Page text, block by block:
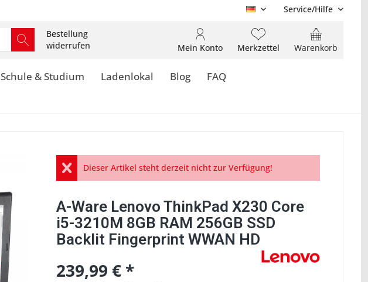
DE Service/Hilfe
Bestellung
widerrufen
Warenkorb
Merkzettel
Mein Konto
Schule & Studium Ladenlokal Blog FAQ
Dieser Artikel steht derzeit nicht zur Verfügung!
A-Ware Lenovo ThinkPad X230 Core
i5-3210M 8GB RAM 256GB SSD
Backlit Fingerprint WWAN HD
239,99 € *